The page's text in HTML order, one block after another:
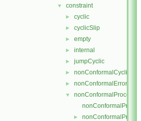
▼ constraint
► cyclic
► cyclicSlip
► empty
► internal
► jumpCyclic
► nonConformalCyclic
► nonConformalError
▼
►